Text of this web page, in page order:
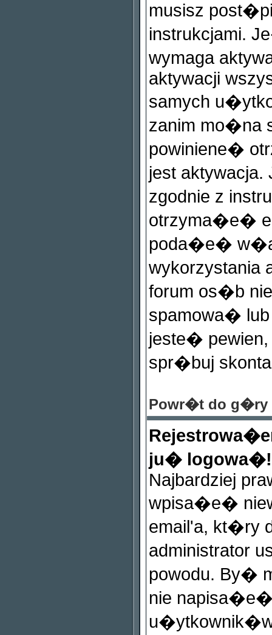
musisz
instrukcjami.
wymaga
aktywacji
samych
zanim mo�na
powiniene�
jest
zgodnie z
otrzyma�e�
poda�e�
wykorzystania
forum os�b
spamowa�
jeste�
spr�buj
Powr�t do g�ry
ju� logowa�!
Najbardziej
wpisa�e�
email'a, kt�ry
administrator
powodu. By�
nie